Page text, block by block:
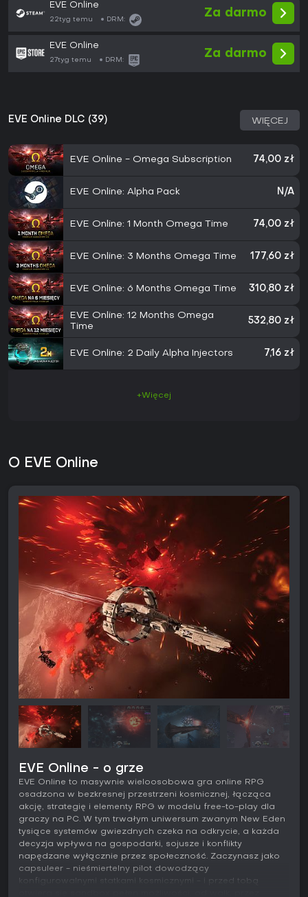
EVE Online
22tyg temu DRM:
Za darmo
EVE Online
27tyg temu DRM:
Za darmo
EVE Online DLC (39) WIĘCEJ
EVE Online - Omega Subscription 74,00 zł
EVE Online: Alpha Pack N/A
EVE Online: 1 Month Omega Time 74,00 zł
EVE Online: 3 Months Omega Time 177,60 zł
EVE Online: 6 Months Omega Time 310,80 zł
EVE Online: 12 Months Omega
Time
532,80 zł
EVE Online: 2 Daily Alpha Injectors 7,16 zł
+Więcej
O EVE Online
EVE Online - o grze
EVE Online to masywnie wieloosobowa gra online RPG
osadzona w bezkresnej przestrzeni kosmicznej, łącząca
akcję, strategię i elementy RPG w modelu free-to-play dla
graczy na PC. W tym trwałym uniwersum zwanym New Eden
tysiące systemów gwiezdnych czeka na odkrycie, a każda
decyzja wpływa na gospodarki, sojusze i konflikty
napędzane wyłącznie przez społeczność. Zaczynasz jako
capsuleer - nieśmiertelny pilot dowodzący
konfigurowalnymi statkami kosmicznymi - i przed tobą